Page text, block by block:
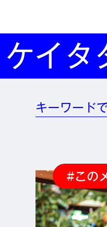
ケイタ
キーワード
#この